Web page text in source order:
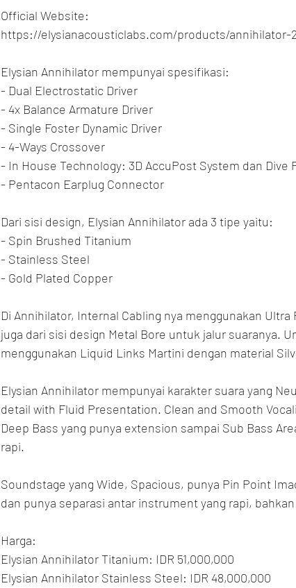
Official Website:
https://elysianacousticlabs.com/products/annihilator-
Elysian Annihilator mempunyai spesifikasi:
- Dual Electrostatic Driver
- 4x Balance Armature Driver
- Single Foster Dynamic Driver
- 4-Ways Crossover
- In House Technology: 3D AccuPost System dan Dive
- Pentacon Earplug Connector
Dari sisi design, Elysian Annihilator ada 3 tipe yaitu:
- Spin Brushed Titanium
- Stainless Steel
- Gold Plated Copper
Di Annihilator, Internal Cabling nya menggunakan Ultra
juga dari sisi design Metal Bore untuk jalur suaranya.
menggunakan Liquid Links Martini dengan material
Elysian Annihilator mempunyai karakter suara yang
detail with Fluid Presentation. Clean and Smooth
Deep Bass yang punya extension sampai Sub Bass
rapi.
Soundstage yang Wide, Spacious, punya Pin Point
dan punya separasi antar instrument yang rapi,
Harga:
Elysian Annihilator Titanium: IDR 51,000,000
Elysian Annihilator Stainless Steel: IDR 48,000,000